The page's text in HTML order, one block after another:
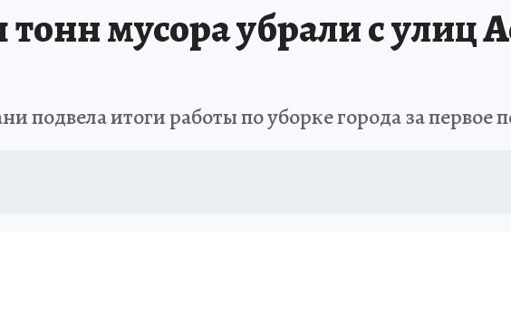
тонн мусора убрали с улиц
подвела итоги работы по уборке города за первое